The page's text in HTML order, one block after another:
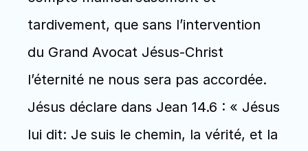
tardivement, que sans l’intervention
du Grand Avocat Jésus-Christ
l’éternité ne nous sera pas accordée.
Jésus déclare dans Jean 14.6 : « Jésus
lui dit: Je suis le chemin, la vérité, et la